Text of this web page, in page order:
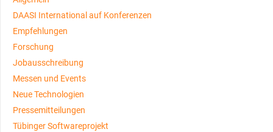
DAASI International auf Konferenzen
Empfehlungen
Forschung
Jobausschreibung
Messen und Events
Neue Technologien
Pressemitteilungen
Tübinger Softwareprojekt